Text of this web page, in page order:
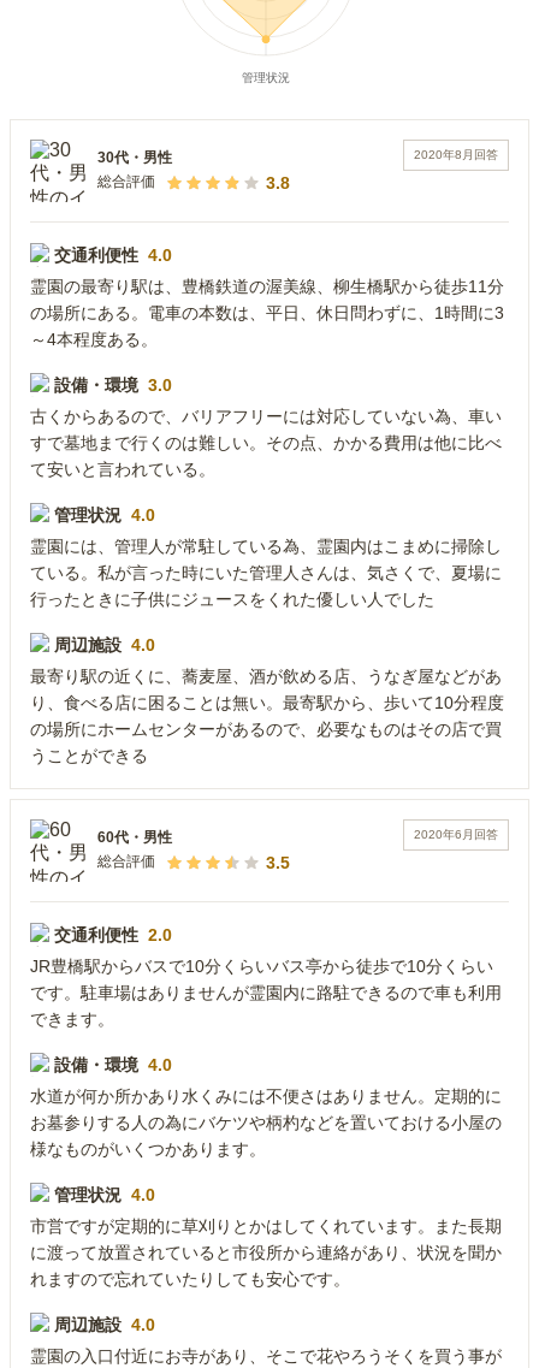
2020年8月 回答
30代 ・ 男性
総合評価
3.8
交通利便性 4.0
霊園の最寄り駅は、豊橋鉄道の渥美線、柳生橋駅から徒歩11分
の場所にある。電車の本数は、平日、休日問わずに、1時間に3
～4本程度ある。
設備・環境 3.0
古くからあるので、バリアフリーには対応していない為、車い
すで墓地まで行くのは難しい。その点、かかる費用は他に比べ
て安いと言われている。
管理状況 4.0
霊園には、管理人が常駐している為、霊園内はこまめに掃除し
ている。私が言った時にいた管理人さんは、気さくで、夏場に
行ったときに子供にジュースをくれた優しい人でした
周辺施設 4.0
最寄り駅の近くに、蕎麦屋、酒が飲める店、うなぎ屋などがあ
り、食べる店に困ることは無い。最寄駅から、歩いて10分程度
の場所にホームセンターがあるので、必要なものはその店で買
うことができる
2020年6月 回答
60代 ・ 男性
総合評価
3.5
交通利便性 2.0
JR豊橋駅からバスで10分くらいバス亭から徒歩で10分くらい
です。駐車場はありませんが霊園内に路駐できるので車も利用
できます。
設備・環境 4.0
水道が何か所かあり水くみには不便さはありません。定期的に
お墓参りする人の為にバケツや柄杓などを置いておける小屋の
様なものがいくつかあります。
管理状況 4.0
市営ですが定期的に草刈りとかはしてくれています。また長期
に渡って放置されていると市役所から連絡があり、状況を聞か
れますので忘れていたりしても安心です。
周辺施設 4.0
霊園の入口付近にお寺があり、そこで花やろうそくを買う事が